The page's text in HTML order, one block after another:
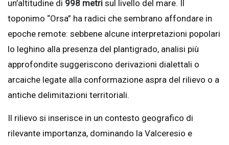
un’altitudine di 998 metri sul livello del mare. Il
toponimo “Orsa” ha radici che sembrano affondare in
epoche remote: sebbene alcune interpretazioni popolari
lo leghino alla presenza del plantigrado, analisi più
approfondite suggeriscono derivazioni dialettali o
arcaiche legate alla conformazione aspra del rilievo o a
antiche delimitazioni territoriali.
Il rilievo si inserisce in un contesto geografico di
rilevante importanza, dominando la Valceresio e